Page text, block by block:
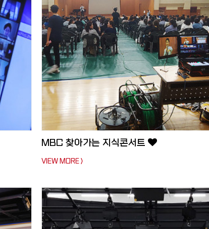
MBC 찾아가는 지식콘서트
VIEW MORE >